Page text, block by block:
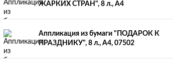
ЖАРКИХ СТРАН", 8 л., А4
Аппликация из бумаги "ПОДАРОК К
ПРАЗДНИКУ", 8 л., А4, 07502